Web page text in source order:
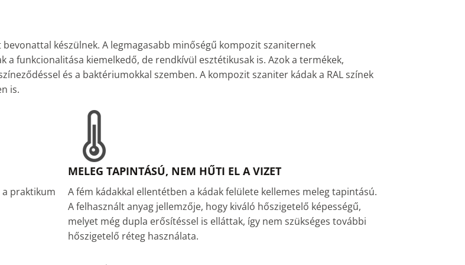
készülnek. A legmagasabb minőségű kompozit szaniternek
a funkcionalitása kiemelkedő, de rendkívül esztétikusak is. Azok a termékek,
és a baktériumokkal szemben. A kompozit szaniter kádak a RAL színek
is.
a praktikum
MELEG TAPINTÁSÚ, NEM HŰTI EL A VIZET
A fém kádakkal ellentétben a kádak felülete kellemes meleg tapintású.
A felhasznált anyag jellemzője, hogy kiváló hőszigetelő képességű,
melyet még dupla erősítéssel is elláttak, így nem szükséges további
hőszigetelő réteg használata.